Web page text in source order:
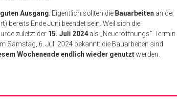
guten Ausgang: Eigentlich sollten die Bauarbeiten an der
bereits Ende Juni beendet sein. Weil sich die
zuletzt der 15. Juli 2024 als „Neueröffnungs“-Termin
Samstag, 6. Juli 2024 bekannt: die Bauarbeiten sind
Wochenende endlich wieder genutztwerden.